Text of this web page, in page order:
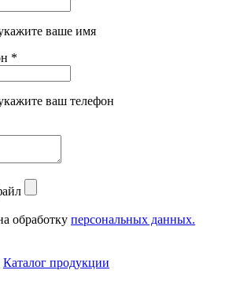
ваше имя
*
ваш телефон
обработку персональных данных.
Каталог продукции